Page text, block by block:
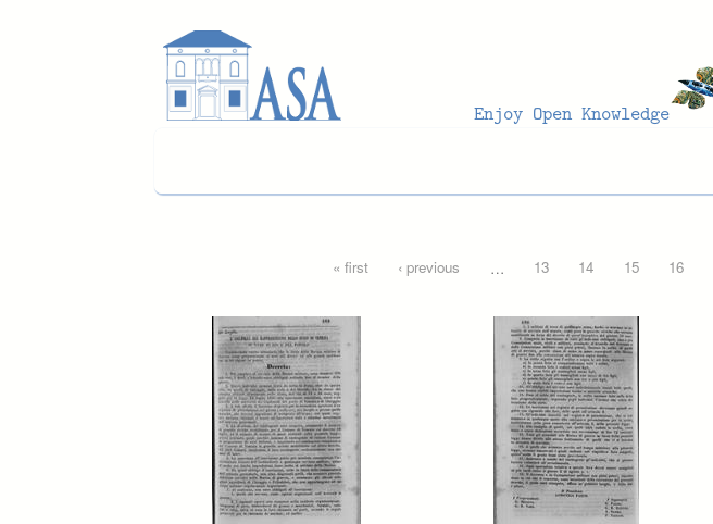
« first ‹ previous … 13 14 15 16